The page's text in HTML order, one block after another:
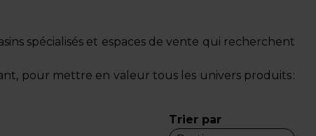
spécialisés et espaces de vente qui recherchent
pour mettre en valeur tous les univers produits :
Trier par